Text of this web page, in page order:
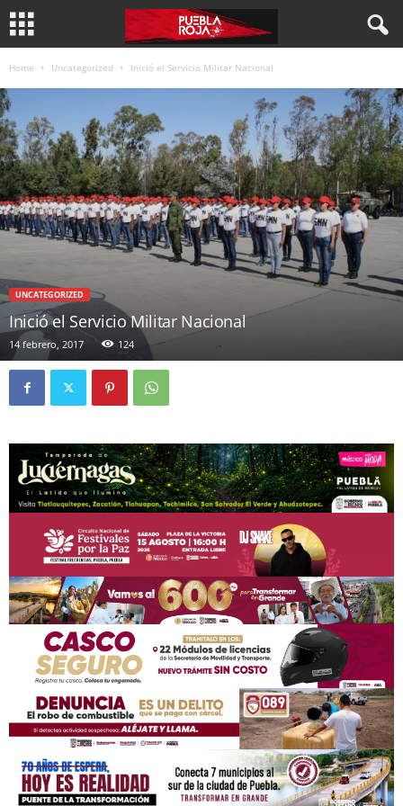
Home Uncategorized Inició el Servicio Militar Nacional
UNCATEGORIZED
Inició el Servicio Militar Nacional
14 febrero, 2017 124